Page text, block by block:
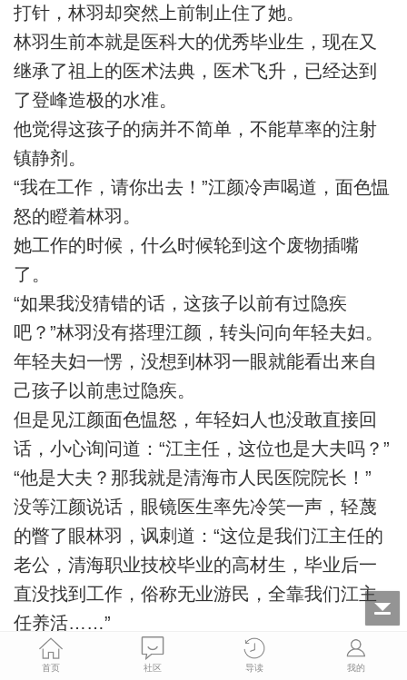
打针，林羽却突然上前制止住了她。
林羽生前本就是医科大的优秀毕业生，现在又
继承了祖上的医术法典，医术飞升，已经达到
了登峰造极的水准。
他觉得这孩子的病并不简单，不能草率的注射
镇静剂。
“我在工作，请你出去！”江颜冷声喝道，面色愠
怒的瞪着林羽。
她工作的时候，什么时候轮到这个废物插嘴
了。
“如果我没猜错的话，这孩子以前有过隐疾
吧？”林羽没有搭理江颜，转头问向年轻夫妇。
年轻夫妇一愣，没想到林羽一眼就能看出来自
己孩子以前患过隐疾。
但是见江颜面色愠怒，年轻妇人也没敢直接回
话，小心询问道：“江主任，这位也是大夫吗？”
“他是大夫？那我就是清海市人民医院院长！”
没等江颜说话，眼镜医生率先冷笑一声，轻蔑
的瞥了眼林羽，讽刺道：“这位是我们江主任的
老公，清海职业技校毕业的高材生，毕业后一
直没找到工作，俗称无业游民，全靠我们江主
任养活……”
“行了，别说了，何家荣，你先出去吧。”江颜冷
首页 社区 导读 我的